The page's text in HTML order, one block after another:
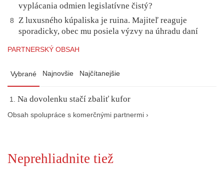
vyplácania odmien legislatívne čistý?
8
Z luxusného kúpaliska je ruina. Majiteľ reaguje
sporadicky, obec mu posiela výzvy na úhradu daní
PARTNERSKÝ OBSAH
Vybrané Najnovšie Najčítanejšie
Na dovolenku stačí zbaliť kufor
Obsah spolupráce s komerčnými partnermi ›
Neprehliadnite tiež